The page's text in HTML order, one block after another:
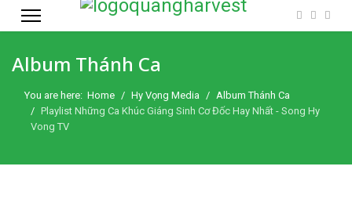
Album Thánh Ca
You are here: Home Hy Vọng Media
Album Thánh Ca
Playlist Những Ca Khúc Giáng Sinh Cơ Đốc Hay Nhất - Song Hy
Vong TV